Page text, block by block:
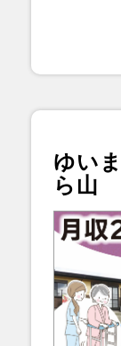
ゆい
ら山